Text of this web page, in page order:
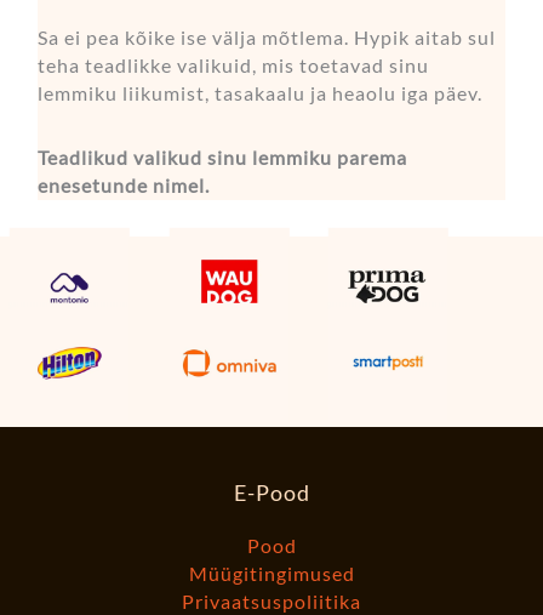
Sa ei pea kõike ise välja mõtlema. Hypik aitab sul
teha teadlikke valikuid, mis toetavad sinu
lemmiku liikumist, tasakaalu ja heaolu iga päev.
Teadlikud valikud sinu lemmiku parema
enesetunde nimel.
E-Pood
Pood
Müügitingimused
Privaatsuspoliitika